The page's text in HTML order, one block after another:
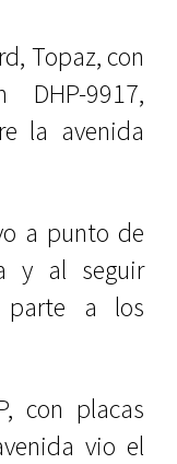
Topaz, con
DHP-9917,
la avenida
a punto de
y al seguir
parte a los
con placas
vio el